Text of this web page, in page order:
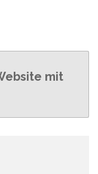
mit